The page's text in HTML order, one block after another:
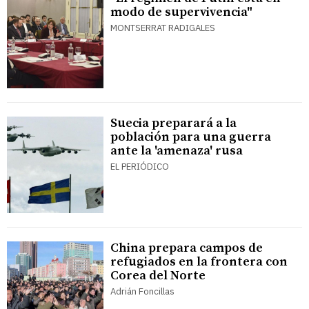
modo de supervivencia"
MONTSERRAT RADIGALES
Suecia preparará a la
población para una guerra
ante la 'amenaza' rusa
EL PERIÓDICO
China prepara campos de
refugiados en la frontera con
Corea del Norte
Adrián Foncillas